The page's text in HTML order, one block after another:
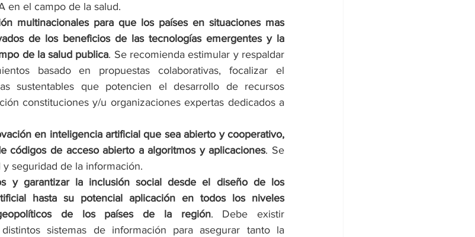
en el campo de la salud.
multinacionales para que los países en situaciones mas
de los beneficios de las tecnologías emergentes y la
de la salud publica. Se recomienda estimular y respaldar
basado en propuestas colaborativas, focalizar el
sustentables que potencien el desarrollo de recursos
constituciones y/u organizaciones expertas dedicados a
en inteligencia artificial que sea abierto y cooperativo,
códigos de acceso abierto a algoritmos y aplicaciones. Se
seguridad de la información.
y garantizar la inclusión social desde el diseño de los
hasta su potencial aplicación en todos los niveles
de los países de la región. Debe existir
sistemas de información para asegurar tanto la